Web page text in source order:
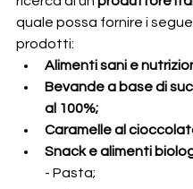
quale possa fornire i
prodotti:
Alimenti sani e
Bevande a base di
al 100%;
Caramelle al
Snack e alimenti
- Pasta;